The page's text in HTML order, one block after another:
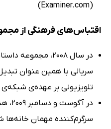
(Examiner.com)
اقتباس‌های فرهنگی از
در سال 2008،
سریالی با همین عنوان
تلویزیونی بر عهده‌ی شبکه‌ی CITV بوده است.
در
سرگرم‌کننده مهمان خانه‌ها